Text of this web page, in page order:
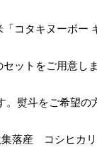
コタキヌーボー
ットをご用意し
。熨斗をご希望の
集落産 コシヒカリ